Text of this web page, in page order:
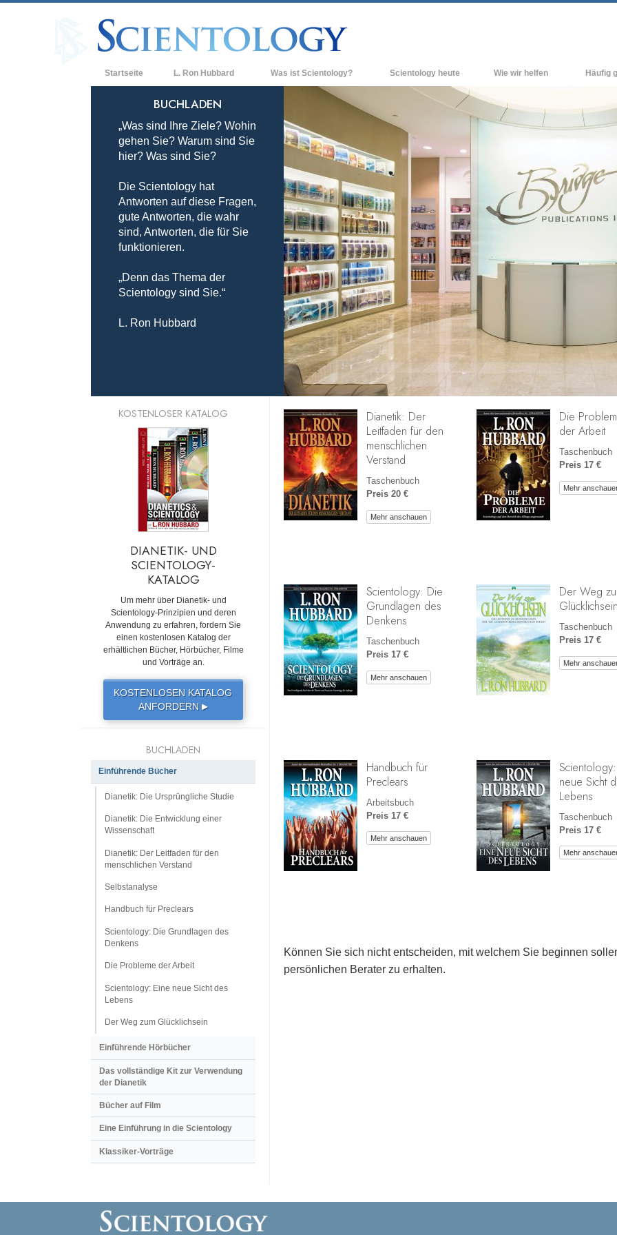
Startseite L. Ron Hubbard Was ist Scientology?
Anschauungen und Praxis
Scientology Bekenntnisse und Kodizes
Was Scientologen über Scientology
Lernen Sie einen Scientologen kennen
Innerhalb einer Scientology Kirche
Die Grundprinzipien der Scientology
Eine Einführung in die Dianetik
Liebe und Hass – Was ist Größe?
Scientology heute
Neue Scientology Kirchen
Fortgeschrittene Organisationen
Flag Land Base
Freewinds
Scientology für die Welt
David Miscavige - Das kirchliche
Oberhaupt der Scientology
Wie wir helfen Häufig
Innerhalb
Die
BUCHLADEN
„Was sind Ihre Ziele? Wohin
gehen Sie? Warum sind Sie
hier? Was sind Sie?
Die Scientology hat
Antworten auf diese Fragen,
gute Antworten, die wahr
sind, Antworten, die für Sie
funktionieren.
„Denn das Thema der
Scientology sind Sie.“
L. Ron Hubbard
Dianetik: Der
Leitfaden für den
menschlichen
Verstand
Taschenbuch
Preis 20 €
Mehr anschauen
Die
der Arbeit
Taschenbuch
Preis 17 €
Mehr
Scientology: Die
Grundlagen des
Denkens
Taschenbuch
Preis 17 €
Mehr anschauen
Der Weg
Glücklichsein
Taschenbuch
Preis 17 €
Mehr
Handbuch für
Preclears
Arbeitsbuch
Preis 17 €
Mehr anschauen
neue Sicht
Lebens
Taschenbuch
Preis 17 €
Mehr
Können Sie sich nicht entscheiden, mit welchem Sie beginnen
persönlichen Berater zu erhalten.
KOSTENLOSER KATALOG
DIANETIK- UND
SCIENTOLOGY-
KATALOG
Um mehr über Dianetik- und
Scientology-Prinzipien und deren
Anwendung zu erfahren, fordern Sie
einen kostenlosen Katalog der
erhältlichen Bücher, Hörbücher, Filme
und Vorträge an.
KOSTENLOSEN KATALOG
ANFORDERN ▶
BUCHLADEN
Einführende Bücher
Dianetik: Die Ursprüngliche Studie
Dianetik: Die Entwicklung einer
Wissenschaft
Dianetik: Der Leitfaden für den
menschlichen Verstand
Selbstanalyse
Handbuch für Preclears
Scientology: Die Grundlagen des
Denkens
Die Probleme der Arbeit
Scientology: Eine neue Sicht des
Lebens
Der Weg zum Glücklichsein
Einführende Hörbücher
Das vollständige Kit zur Verwendung
der Dianetik
Bücher auf Film
Eine Einführung in die Scientology
Klassiker-Vorträge